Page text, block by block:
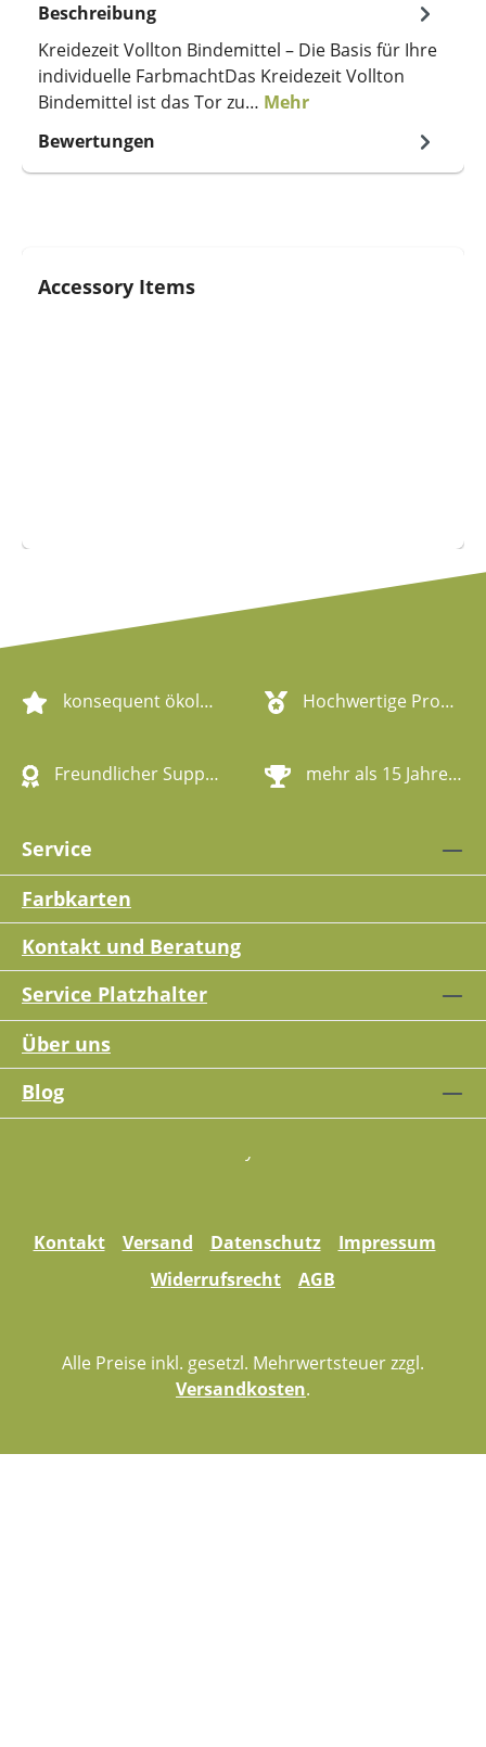
Beschreibung
Kreidezeit Vollton Bindemittel – Die Basis für Ihre
individuelle FarbmachtDas Kreidezeit Vollton
Bindemittel ist das Tor zu… Mehr
Bewertungen
Produktgalerie überspringen
Accessory Items
konsequent ökologische Artikel Hochwertige Produktqualität
Freundlicher Support mehr als 15 Jahre Erfahrung
Service
Farbkarten
Kontakt und Beratung
Service Platzhalter
Über uns
Blog
Kontakt Versand Datenschutz
Impressum
Widerrufsrecht
AGB
Alle Preise inkl. gesetzl. Mehrwertsteuer zzgl.
Versandkosten.